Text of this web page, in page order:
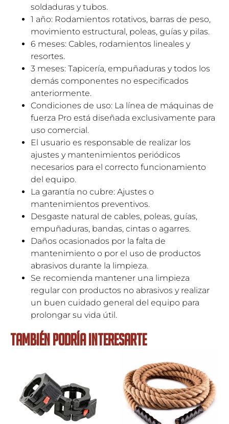
soldaduras y tubos.
1 año: Rodamientos rotativos, barras de peso,
movimiento estructural, poleas, guías y pilas.
6 meses: Cables, rodamientos lineales y
resortes.
3 meses: Tapicería, empuñaduras y todos los
demás componentes no especificados
anteriormente.
Condiciones de uso: La línea de máquinas de
fuerza Pro está diseñada exclusivamente para
uso comercial.
El usuario es responsable de realizar los
ajustes y mantenimientos periódicos
necesarios para el correcto funcionamiento
del equipo.
La garantía no cubre: Ajustes o
mantenimientos preventivos.
Desgaste natural de cables, poleas, guías,
empuñaduras, bandas, cintas o agarres.
Daños ocasionados por la falta de
mantenimiento o por el uso de productos
abrasivos durante la limpieza.
Se recomienda mantener una limpieza
regular con productos no abrasivos y realizar
un buen cuidado general del equipo para
prolongar su vida útil.
TAMBIÉN PODRÍA INTERESARTE